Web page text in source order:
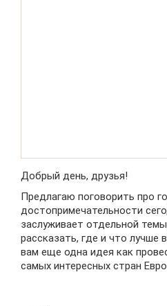
Добрый день, друзья!
Предлагаю поговорить про
достопримечательности
заслуживает отдельной
рассказать, где и что лучше
вам еще одна идея как
самых интересных стран